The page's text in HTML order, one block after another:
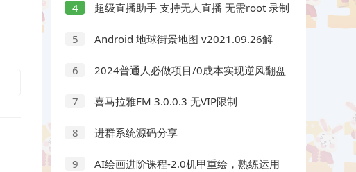
4
超级直播助手 支持无人直播 无需root 录制
5
Android 地球街景地图 v2021.09.26解
6 2024普通人必做项目/0成本实现逆风翻盘
7 喜马拉雅FM 3.0.0.3 无VIP限制
8 进群系统源码分享
9
AI绘画进阶课程-2.0机甲重绘，熟练运用